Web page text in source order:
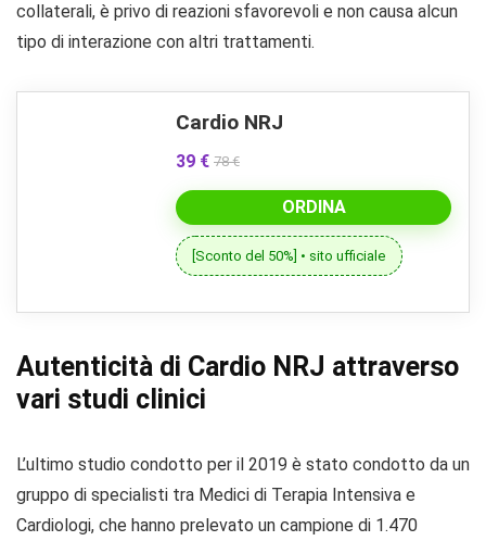
collaterali, è privo di reazioni sfavorevoli e non causa alcun
tipo di interazione con altri trattamenti.
Cardio NRJ
39 € 78 €
ORDINA
[Sconto del 50%] • sito ufficiale
Autenticità di Cardio NRJ attraverso
vari studi clinici
L’ultimo studio condotto per il 2019 è stato condotto da un
gruppo di specialisti tra Medici di Terapia Intensiva e
Cardiologi, che hanno prelevato un campione di 1.470